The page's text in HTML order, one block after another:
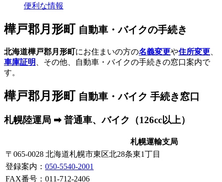
便利な情報
樺戸郡月形町 自動車・バイクの手続き
北海道樺戸郡月形町にお住まいの方の名義変更や住所変更
車庫証明
、その他、自動車・バイクの手続きの窓口案内で
す。
樺戸郡月形町 自動車・バイク 手続き窓口
札幌陸運局 ➡ 普通車、バイク（126cc以上）
札幌運輸支局
〒065-0028 北海道札幌市東区北28条東1丁目
登録案内 ： 050-5540-2001
FAX番号：011-712-2406